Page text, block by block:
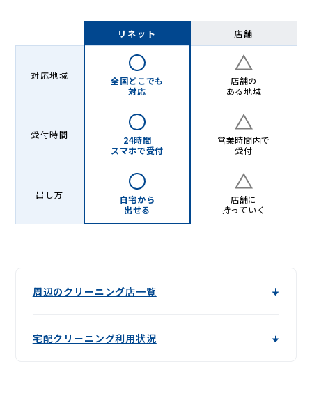
リネット 店舗
対応地域
全国どこでも
対応
店舗の
ある地域
受付時間
24時間
スマホで受付
営業時間内で
受付
出し方
自宅から
出せる
店舗に
持っていく
周辺のクリーニング店一覧
宅配クリーニング利用状況